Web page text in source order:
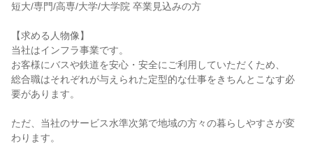
短大/専門/高専/大学/大学院 卒業見込みの方
【求める人物像】
当社はインフラ事業です。
お客様にバスや鉄道を安心・安全にご利用していただくため、
総合職はそれぞれが与えられた定型的な仕事をきちんとこなす必
要があります。
ただ、当社のサービス水準次第で地域の方々の暮らしやすさが変
わります。